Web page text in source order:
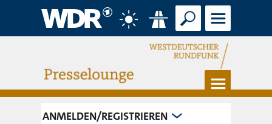
Verkehr
Suche Menü
Menü
ANMELDEN/REGISTRIEREN